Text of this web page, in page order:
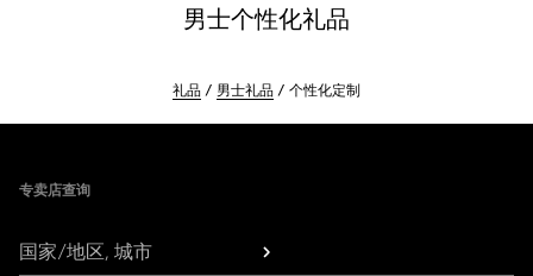
男士个性化礼品
礼品 男士礼品 个性化定制
专卖店查询
国家/地区, 城市